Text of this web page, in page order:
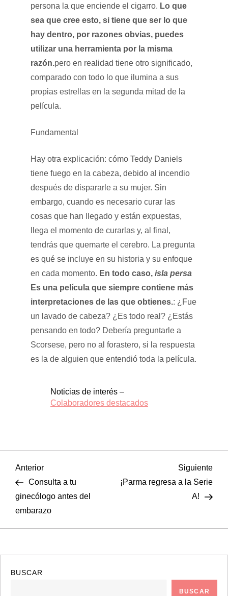
persona la que enciende el cigarro. Lo que
sea que cree esto, si tiene que ser lo que
hay dentro, por razones obvias, puedes
utilizar una herramienta por la misma
razón.pero en realidad tiene otro significado,
comparado con todo lo que ilumina a sus
propias estrellas en la segunda mitad de la
película.
Fundamental
Hay otra explicación: cómo Teddy Daniels
tiene fuego en la cabeza, debido al incendio
después de dispararle a su mujer. Sin
embargo, cuando es necesario curar las
cosas que han llegado y están expuestas,
llega el momento de curarlas y, al final,
tendrás que quemarte el cerebro. La pregunta
es qué se incluye en su historia y su enfoque
en cada momento. En todo caso, isla persa
Es una película que siempre contiene más
interpretaciones de las que obtienes.: ¿Fue
un lavado de cabeza? ¿Es todo real? ¿Estás
pensando en todo? Debería preguntarle a
Scorsese, pero no al forastero, si la respuesta
es la de alguien que entendió toda la película.
Noticias de interés –
Colaboradores destacados
N
a
v
g
Entrada
anterior
Anterior
Consulta a tu
ginecólogo antes del
embarazo
Siguiente
¡Parma regresa a la Serie
A!
BUSCAR
BUSCAR